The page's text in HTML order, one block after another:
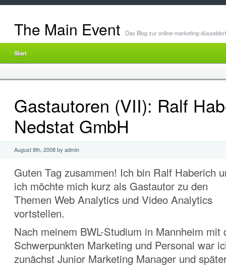
The Main Event Das Blog zur online-marketing-düsseldorf
Start
Gastautoren (VII): Ralf
Nedstat GmbH
August 8th, 2008 by admin
Guten Tag zusammen! Ich bin Ralf Haberich
ich möchte mich kurz als Gastautor zu den
Themen Web Analytics und Video Analytics
vortstellen.
Nach meinem BWL-Studium in Mannheim mit
Schwerpunkten Marketing und Personal war
zunächst Junior Marketing Manager und